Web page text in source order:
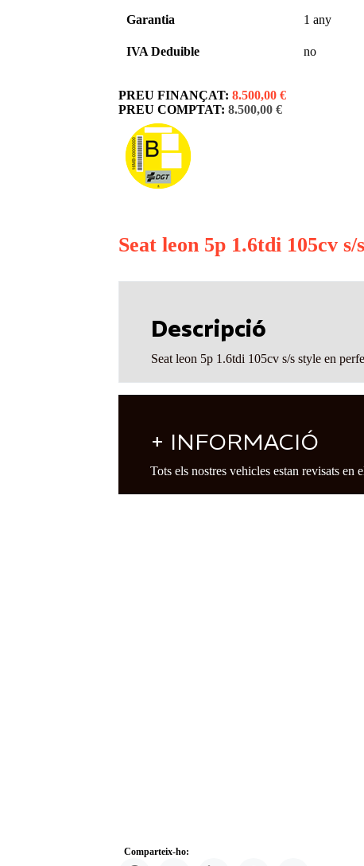
Garantia 1 any
IVA Deduible no
8.500,00 €
8.500,00 €
Seat leon 5p 1.6tdi 105cv s/
Descripció
Seat leon 5p 1.6tdi 105cv s/s style en
+ INFORMACIÓ
Tots els nostres vehicles estan revisats en
Comparteix-ho: